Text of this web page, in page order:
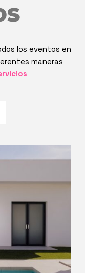
los eventos en
maneras